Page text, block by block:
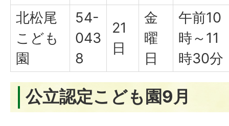
北松尾
こども
園
54-
043
8
21
日
金
曜
日
午前10
時～11
時30分
公立認定こども園9月